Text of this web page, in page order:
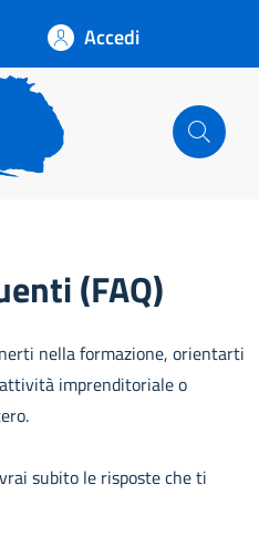
Accedi
(FAQ)
nella formazione, orientarti
imprenditoriale o
subito le risposte che ti